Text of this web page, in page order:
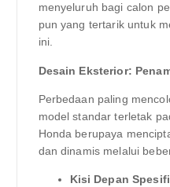
menyeluruh bagi calon
pun yang tertarik untuk
ini.
Desain Eksterior:
Perbedaan paling
model standar terletak
Honda berupaya
dan dinamis melalui
Kisi Depan